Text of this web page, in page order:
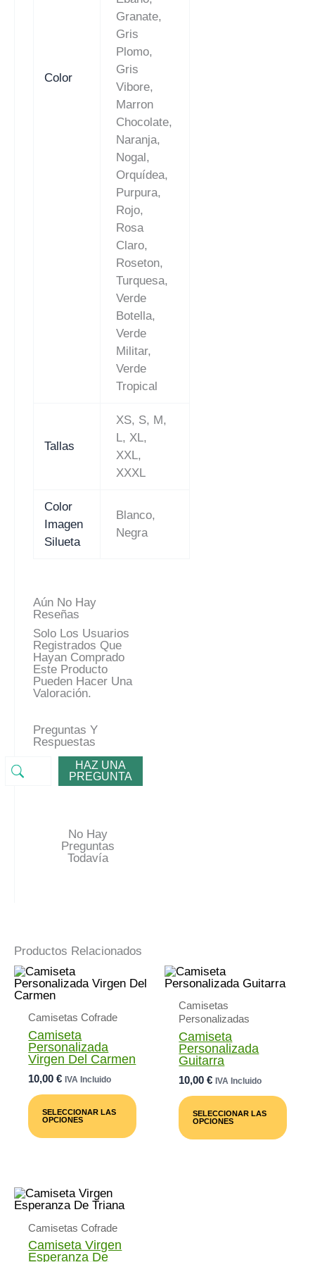
Color
Granate,
Gris
Plomo,
Gris
Vibore,
Marron
Chocolate,
Naranja,
Nogal,
Orquídea,
Purpura,
Rojo,
Rosa
Claro,
Roseton,
Turquesa,
Verde
Botella,
Verde
Militar,
Verde
Tropical
Tallas
XS, S, M,
L, XL,
XXL,
XXXL
Color
Imagen
Silueta
Blanco,
Negra
Aún No Hay
Reseñas
Solo Los Usuarios
Registrados Que
Hayan Comprado
Este Producto
Pueden Hacer Una
Valoración.
Preguntas Y
Respuestas
HAZ UNA
PREGUNTA
No Hay
Preguntas
Todavía
Productos Relacionados
Camisetas Cofrade
Camiseta
Personalizada
Virgen Del Carmen
10,00€ IVA Incluido
SELECCIONAR LAS
OPCIONES
Producto
Múltiples
Camisetas
Personalizadas
Camiseta
Personalizada
Guitarra
10,00€ IVA Incluido
SELECCIONAR LAS
OPCIONES
Camisetas Cofrade
Camiseta Virgen
Esperanza De